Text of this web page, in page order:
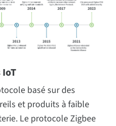
basé sur des
et produits à faible
Le protocole Zigbee